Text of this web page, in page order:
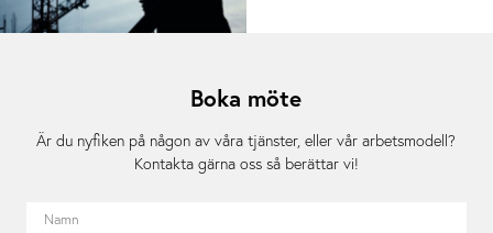
Boka möte
Är du nyfiken på någon av våra tjänster, eller vår arbetsmodell?
Kontakta gärna oss så berättar vi!